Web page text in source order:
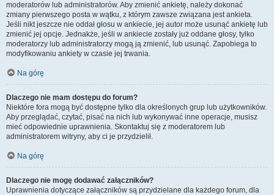
moderatorów lub administratorów. Aby zmienić ankietę, należy dokonać
zmiany pierwszego posta w wątku, z którym zawsze związana jest ankieta.
Jeśli nikt jeszcze nie oddał głosu w ankiecie, jej autor może usunąć ankietę lub
zmienić jej opcje. Jednakże, jeśli w ankiecie zostały już oddane głosy, tylko
moderatorzy lub administratorzy mogą ją zmienić, lub usunąć. Zapobiega to
modyfikowaniu ankiety w czasie jej trwania.
Na górę
Dlaczego nie mam dostępu do forum?
Niektóre fora mogą być dostępne tylko dla określonych grup lub użytkowników.
Aby przeglądać, czytać, pisać na nich lub wykonywać inne operacje, musisz
mieć odpowiednie uprawnienia. Skontaktuj się z moderatorem lub
administratorem witryny, aby ci je przydzielił.
Na górę
Dlaczego nie mogę dodawać załączników?
Uprawnienia dotyczące załączników są przydzielane dla każdego forum, dla